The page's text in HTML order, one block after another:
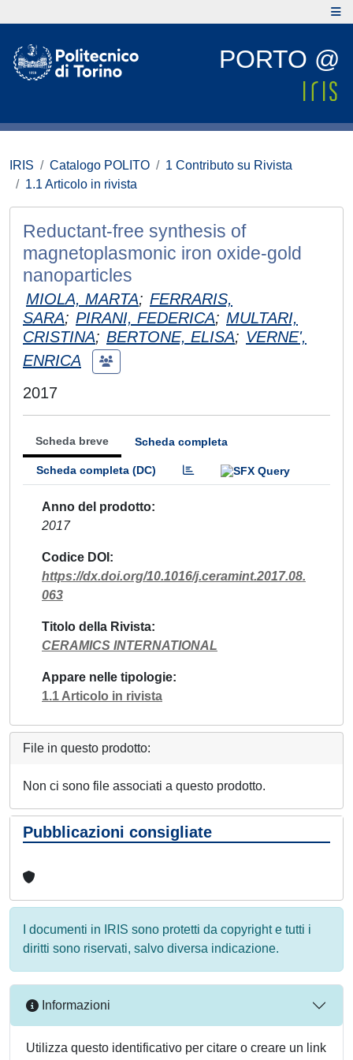
PORTO @
IRIS Catalogo POLITO
1 Contributo su Rivista
1.1 Articolo in rivista
Reductant-free synthesis of
magnetoplasmonic iron oxide-gold
nanoparticles
MIOLA, MARTA; FERRARIS,
SARA; PIRANI, FEDERICA; MULTARI,
CRISTINA; BERTONE, ELISA; VERNE',
ENRICA
2017
Scheda breve Scheda completa
Scheda completa (DC)
Anno del prodotto
2017
Codice DOI
https://dx.doi.org/10.1016/j.ceramint.2017.08.
063
Titolo della Rivista
CERAMICS INTERNATIONAL
Appare nelle tipologie
1.1 Articolo in rivista
File in questo prodotto:
Non ci sono file associati a questo prodotto.
Pubblicazioni consigliate
I documenti in IRIS sono protetti da copyright e tutti i
diritti sono riservati, salvo diversa indicazione.
Informazioni
Utilizza questo identificativo per citare o creare un link